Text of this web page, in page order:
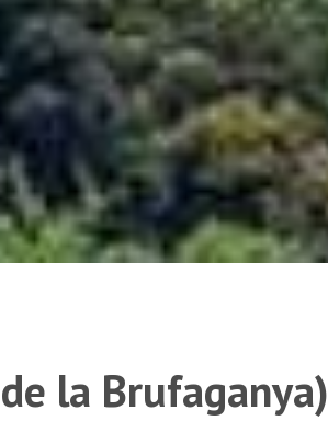
la Brufaganya)